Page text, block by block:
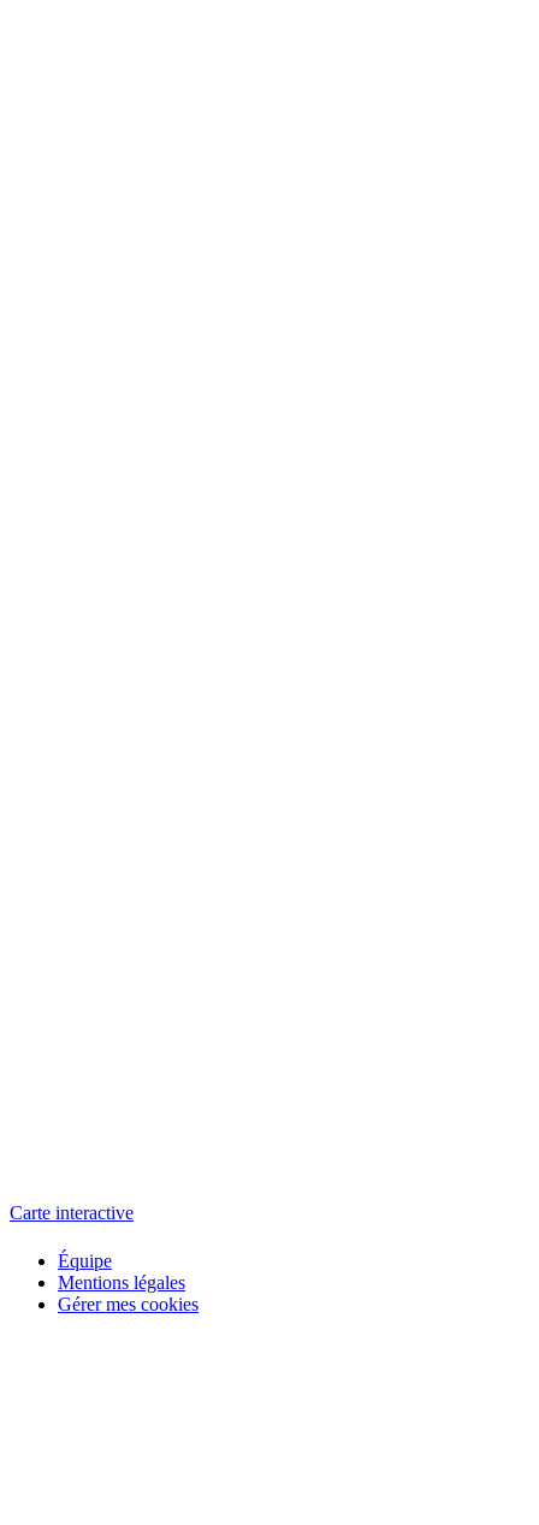
Carte interactive
Équipe
Mentions légales
Gérer mes cookies